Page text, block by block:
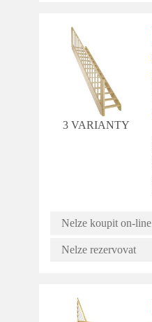
3 VARIANTY
Nelze koupit on-line
Nelze rezervovat